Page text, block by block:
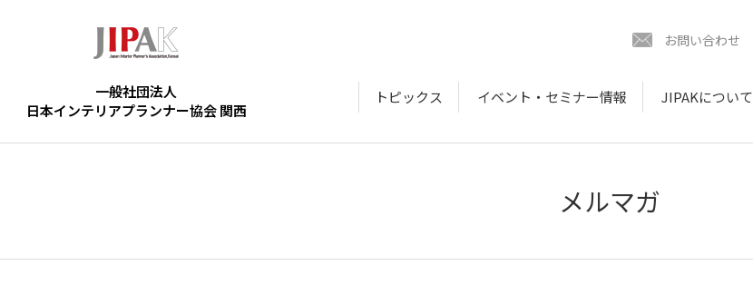
一般社団法人
日本インテリアプランナー協会 関西
トピックス イベント・セミナー情報 JIPAKについて
お問い合わせ
メルマガ